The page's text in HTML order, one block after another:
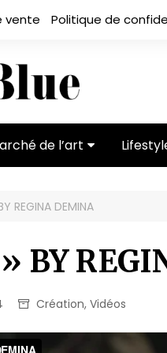
vente Politique de
de l’art
REGINA DEMINA
BY
Création, Vidéos